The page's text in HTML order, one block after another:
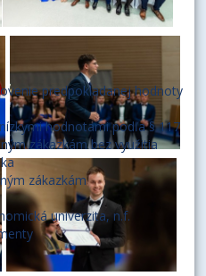
predpokladanej hodnoty
hodnotami podľa § 117
zákazkám bez využitia
zákazkám
univerzita, n.f.